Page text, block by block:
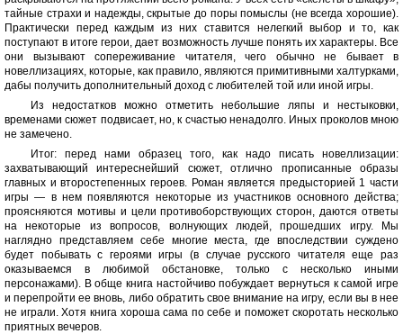
тайные страхи и надежды, скрытые до поры помыслы (не всегда хорошие).
Практически перед каждым из них ставится нелегкий выбор и то, как
поступают в итоге герои, дает возможность лучше понять их характеры. Все
они вызывают сопереживание читателя, чего обычно не бывает в
новеллизациях, которые, как правило, являются примитивными халтурками,
дабы получить дополнительный доход с любителей той или иной игры.
Из недостатков можно отметить небольшие ляпы и нестыковки,
временами сюжет подвисает, но, к счастью ненадолго. Иных проколов мною
не замечено.
Итог: перед нами образец того, как надо писать новеллизации:
захватывающий интереснейший сюжет, отлично прописанные образы
главных и второстепенных героев. Роман является предысторией 1 части
игры — в нем появляются некоторые из участников основного действа;
проясняются мотивы и цели противоборствующих сторон, даются ответы
на некоторые из вопросов, волнующих людей, прошедших игру. Мы
наглядно представляем себе многие места, где впоследствии суждено
будет побывать с героями игры (в случае русского читателя еще раз
оказываемся в любимой обстановке, только с несколько иными
персонажами). В обще книга настойчиво побуждает вернуться к самой игре
и перепройти ее вновь, либо обратить свое внимание на игру, если вы в нее
не играли. Хотя книга хороша сама по себе и поможет скоротать несколько
приятных вечеров.